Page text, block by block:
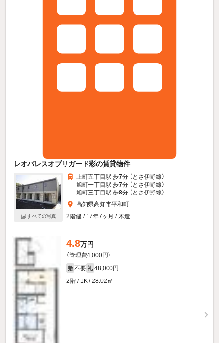
レオパレスオブリガード彩の賃貸物件
すべての写真
上町五丁目駅 歩7分 （とさ伊野線）
旭町一丁目駅 歩7分 （とさ伊野線）
旭町三丁目駅 歩8分 （とさ伊野線）
高知県高知市平和町
2階建 / 17年7ヶ月 / 木造
4.8万円
（管理費4,000円）
敷 不要 礼 48,000円
2階 / 1K / 28.02㎡